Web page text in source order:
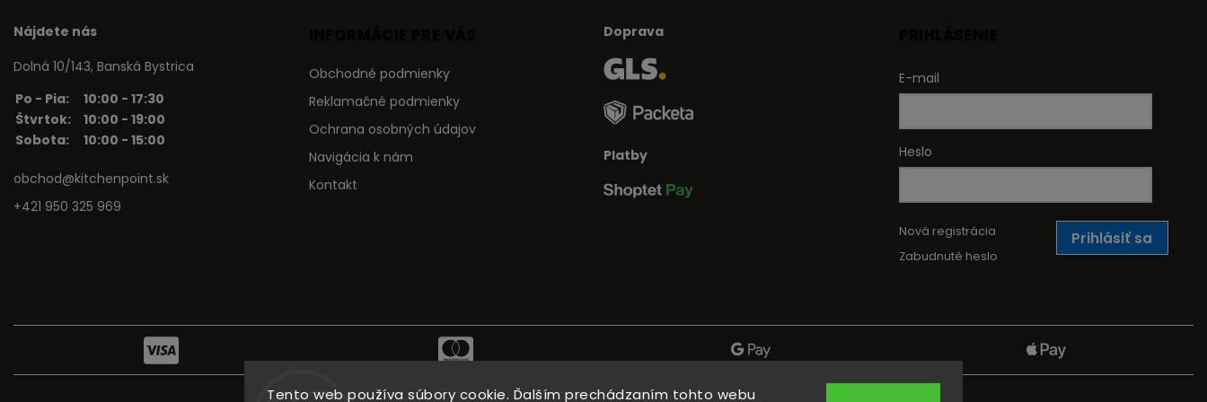
Tento web používa súbory cookie. Ďalším prechádzaním tohto webu
Nájdete nás
Dolná 10/143, Banská Bystrica
Po - Pia:
10:00 - 17:30
Štvrtok:
10:00 - 19:00
Sobota:
10:00 - 15:00
obchod@kitchenpoint.sk
+421 950 325 969
Obchodné podmienky
Reklamačné podmienky
Ochrana osobných údajov
Navigácia k nám
Kontakt
Doprava
Platby
E-mail
Heslo
Prihlásiť sa
Nová registrácia
Zabudnuté heslo